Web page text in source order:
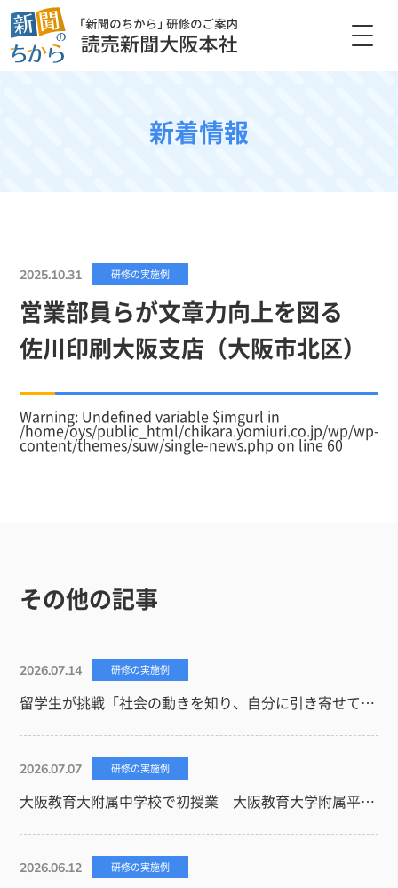
新着情報
2025.10.31 研修の実施例
営業部員らが文章力向上を図る
佐川印刷大阪支店（大阪市北区）
Warning: Undefined variable $imgurl in
/home/oys/public_html/chikara.yomiuri.co.jp/wp/wp-
content/themes/suw/single-news.phpon line60
その他の記事
2026.07.14 研修の実施例
留学生が挑戦「社会の動きを知り、自分に引き寄せて考え、他人に分かりやすく説明する」（神戸国際大学）
2026.07.07 研修の実施例
大阪教育大附属中学校で初授業 大阪教育大学附属平野中学校（大阪市平野区）
2026.06.12 研修の実施例